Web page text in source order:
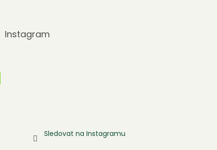
Instagram
Sledovat na Instagramu